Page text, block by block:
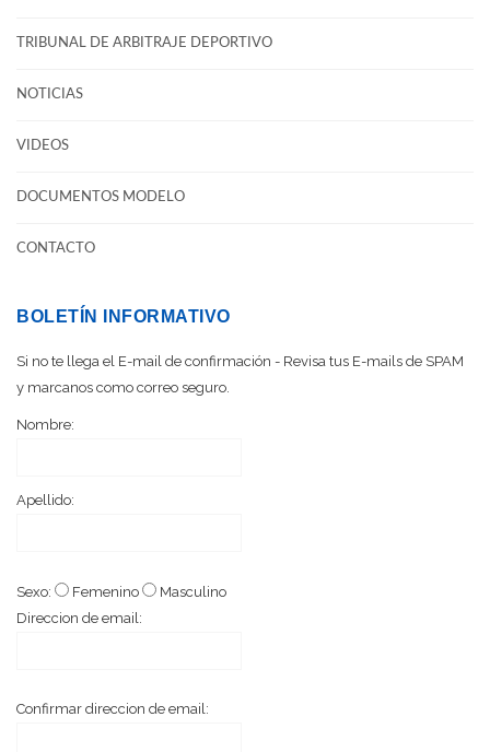
TRIBUNAL DE ARBITRAJE DEPORTIVO
NOTICIAS
VIDEOS
DOCUMENTOS MODELO
CONTACTO
BOLETÍN INFORMATIVO
Si no te llega el E-mail de confirmación - Revisa tus E-mails de SPAM
y marcanos como correo seguro.
Nombre:
Apellido:
Sexo: Femenino
Masculino
Direccion de email:
Confirmar direccion de email: